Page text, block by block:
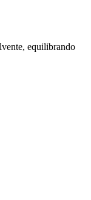
equilibrando